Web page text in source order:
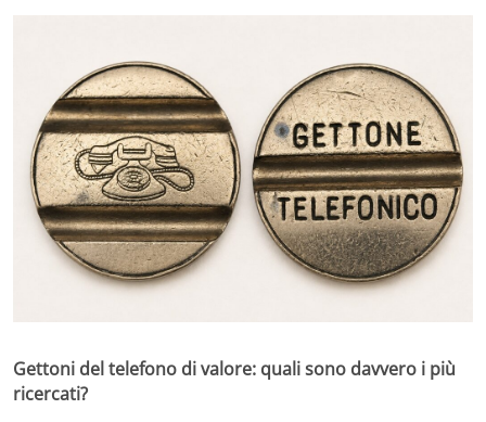
Gettoni del telefono di valore: quali sono davvero i più
ricercati?